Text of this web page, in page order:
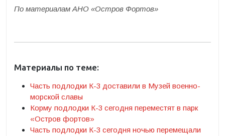
По материалам АНО «Остров Фортов»
Материалы по теме:
Часть подлодки К-3 доставили в Музей военно-
морской славы
Корму подлодки К-3 сегодня переместят в парк
«Остров фортов»
Часть подлодки К-3 сегодня ночью перемещали